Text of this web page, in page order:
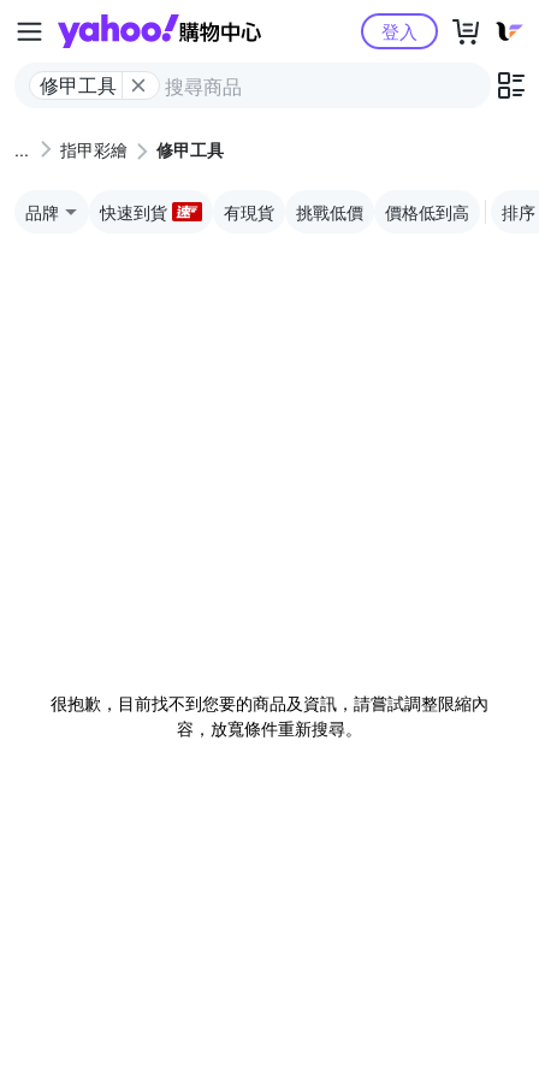
Yahoo購物中心
修甲工具
登入
指甲彩繪 修甲工具
品牌 快速到貨 有現貨 挑戰低價 價格低到高 排序
很抱歉，目前找不到您要的商品及資訊，請嘗試調整限縮內
容，放寬條件重新搜尋。